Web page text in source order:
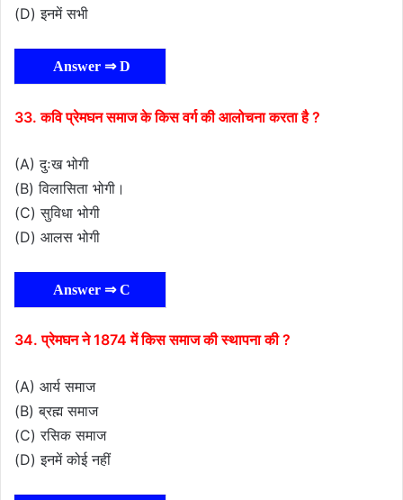
(D) इनमें सभी
Answer ⇒ D
33. कवि प्रेमघन समाज के किस वर्ग की आलोचना करता है ?
(A) दुःख भोगी
(B) विलासिता भोगी।
(C) सुविधा भोगी
(D) आलस भोगी
Answer ⇒ C
34. प्रेमघन ने 1874 में किस समाज की स्थापना की ?
(A) आर्य समाज
(B) ब्रह्म समाज
(C) रसिक समाज
(D) इनमें कोई नहीं